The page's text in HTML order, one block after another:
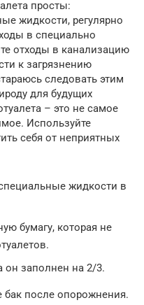
просты:
жидкости, регулярно
в специально
отходы в канализацию
к загрязнению
следовать этим
для будущих
– это не самое
Используйте
себя от неприятных
жидкости в
бумагу, которая не
он заполнен на 2/3.
после опорожнения.